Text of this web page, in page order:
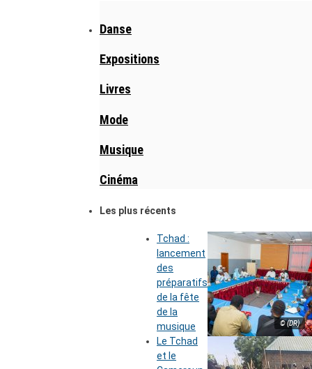
Danse
Expositions
Livres
Mode
Musique
Cinéma
Les plus récents
© (DR)
Tchad :
lancement
des
préparatifs
de la fête
de la
musique
Le Tchad
et le